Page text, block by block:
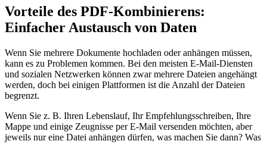
Vorteile des PDF-Kombinierens:
Einfacher Austausch von Daten
Wenn Sie mehrere Dokumente hochladen oder anhängen müssen,
kann es zu Problemen kommen. Bei den meisten E-Mail-Diensten
und sozialen Netzwerken können zwar mehrere Dateien angehängt
werden, doch bei einigen Plattformen ist die Anzahl der Dateien
begrenzt.
Wenn Sie z. B. Ihren Lebenslauf, Ihr Empfehlungsschreiben, Ihre
Mappe und einige Zeugnisse per E-Mail versenden möchten, aber
jeweils nur eine Datei anhängen dürfen, was machen Sie dann? Was